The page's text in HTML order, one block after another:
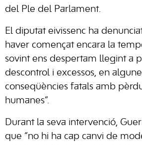
del Ple del Parlament.
El diputat eivissenc ha
haver començat encara la
sovint ens despertam llegint a
descontrol i excessos, en
conseqüències fatals amb
humanes”.
Durant la seva intervenció,
que “no hi ha cap canvi de